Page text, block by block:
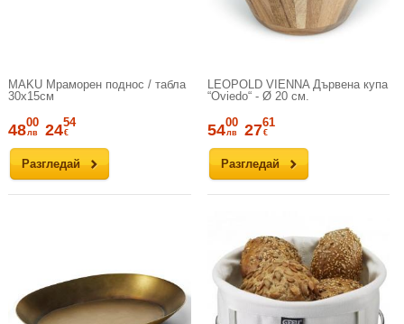
MAKU Мраморен поднос / табла
30х15см
Разгледай
4800
лв 2454
€
LEOPOLD VIENNA Дървена купа
“Oviedo“ - Ø 20 см.
Разгледай
5400
лв 2761
€